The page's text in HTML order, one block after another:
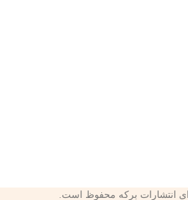
انتشارات برکه محفوظ است.